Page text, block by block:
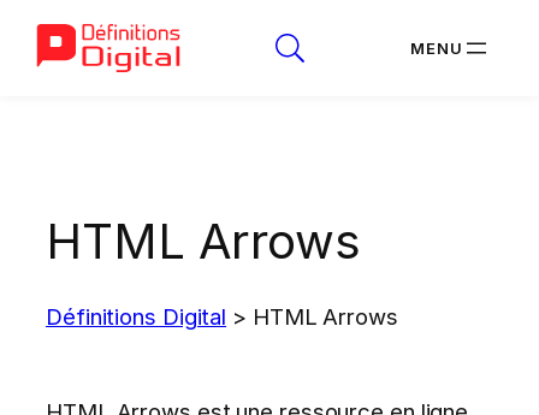
HTML Arrows
Définitions Digital > HTML Arrows